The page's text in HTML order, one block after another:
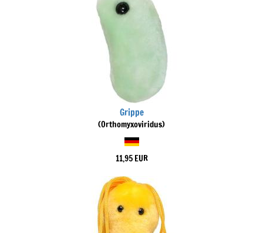
Grippe
(Orthomyxoviridus)
11,95 EUR